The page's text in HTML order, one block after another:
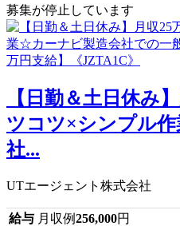
募集が停止しています
【日勤＆土日休み
ツコツ×シンプル
社...
UTエージェント株式会社
給与 月収例256,000円